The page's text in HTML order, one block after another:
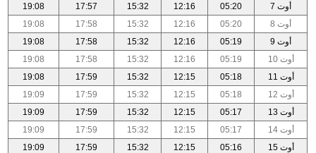
أوت 7
05:20
12:16
15:32
17:57
19:08
أوت 8
05:20
12:16
15:32
17:58
19:08
أوت 9
05:19
12:16
15:32
17:58
19:08
أوت 10
05:19
12:16
15:32
17:58
19:08
أوت 11
05:18
12:15
15:32
17:59
19:08
أوت 12
05:18
12:15
15:32
17:59
19:09
أوت 13
05:17
12:15
15:32
17:59
19:09
أوت 14
05:17
12:15
15:32
17:59
19:09
أوت 15
05:16
12:15
15:32
17:59
19:09